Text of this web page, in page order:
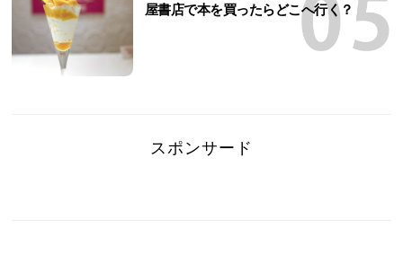
屋書店で本を買ったらどこへ行く？
スポンサード